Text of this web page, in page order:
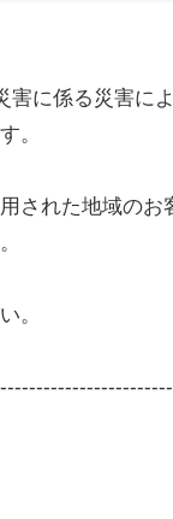
害に係る災害に
。
された地域の
。